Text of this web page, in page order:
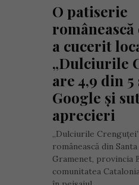
O patiserie
a cucerit
„Dulciurile
are 4,9 din 5
Google și
aprecieri
„Dulciurile
românească din
Gramenet, provincia
comunitatea